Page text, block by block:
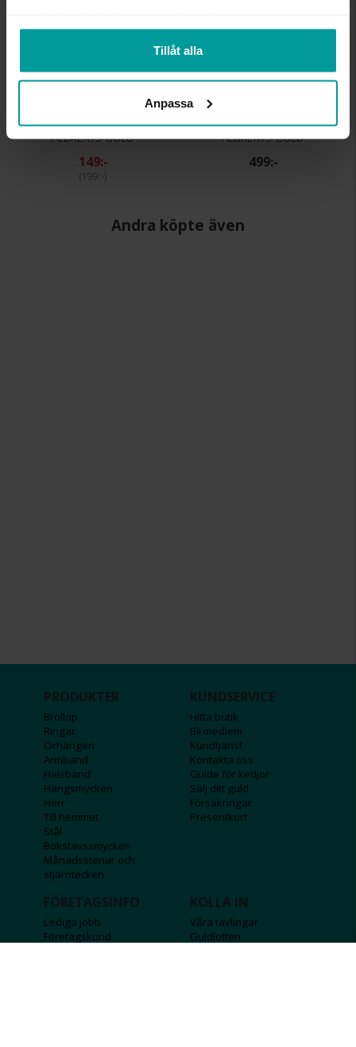
Tillåt alla
Anpassa
Armband i äkta silver
ALBREKTS GULD
149:-
199:-
Halsband i äkta silver
ALBREKTS GULD
499:-
Andra köpte även
PRODUKTER
Bröllop
Ringar
Örhängen
Armband
Halsband
Hängsmycken
Herr
Till hemmet
Stål
Bokstavssmycken
Månadsstenar och
stjärntecken
KUNDSERVICE
Hitta butik
Bli medlem
Kundtjänst
Kontakta oss
Guide för kedjor
Sälj ditt guld
Försäkringar
Presentkort
FÖRETAGSINFO
Lediga jobb
Företagskund
KOLLA IN
Våra tävlingar
Guldlotten